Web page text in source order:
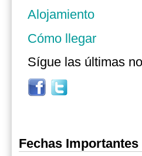
Alojamiento
Cómo llegar
Sígue las últimas
Fechas Importantes